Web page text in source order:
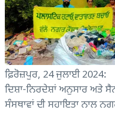
ਫ਼ਿਰੋਜ਼ਪੁਰ, 24 ਜੁਲਾਈ
ਦਿਸ਼ਾ-ਨਿਰਦੇਸ਼ਾਂ ਅਨੁਸਾਰ ਅਤੇ
ਸੰਸਥਾਵਾਂ ਦੀ ਸਹਾਇਤਾ ਨਾਲ